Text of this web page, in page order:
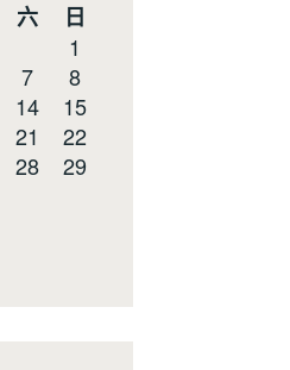
六
日
1
7
8
14
15
21
22
28
29